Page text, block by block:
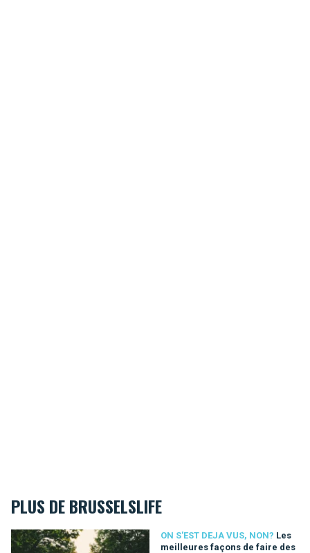
PLUS DE BRUSSELSLIFE
ON S'EST DEJA VUS, NON? Les
meilleures façons de faire des
Les meilleures façons de faire des rencontres à Bruxelles